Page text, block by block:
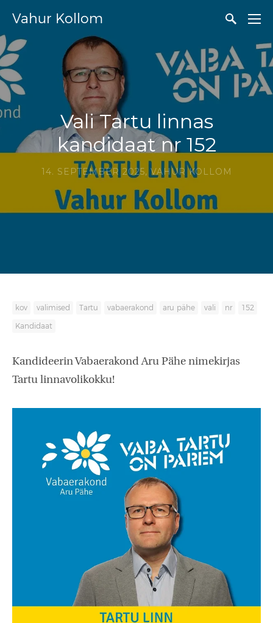
Vahur Kollom
Vali Tartu linnas
kandidaat nr 152
14. SEPTEMBER 2025, VAHUR KOLLOM
kov valimised Tartu vabaerakond aru pähe vali nr 152
Kandidaat
Kandideerin Vabaerakond Aru Pähe nimekirjas
Tartu linnavolikokku!